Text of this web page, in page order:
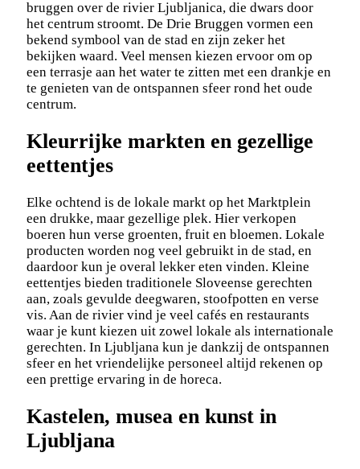
bruggen over de rivier Ljubljanica, die dwars door
het centrum stroomt. De Drie Bruggen vormen een
bekend symbool van de stad en zijn zeker het
bekijken waard. Veel mensen kiezen ervoor om op
een terrasje aan het water te zitten met een drankje en
te genieten van de ontspannen sfeer rond het oude
centrum.
Kleurrijke markten en gezellige
eettentjes
Elke ochtend is de lokale markt op het Marktplein
een drukke, maar gezellige plek. Hier verkopen
boeren hun verse groenten, fruit en bloemen. Lokale
producten worden nog veel gebruikt in de stad, en
daardoor kun je overal lekker eten vinden. Kleine
eettentjes bieden traditionele Sloveense gerechten
aan, zoals gevulde deegwaren, stoofpotten en verse
vis. Aan de rivier vind je veel cafés en restaurants
waar je kunt kiezen uit zowel lokale als internationale
gerechten. In Ljubljana kun je dankzij de ontspannen
sfeer en het vriendelijke personeel altijd rekenen op
een prettige ervaring in de horeca.
Kastelen, musea en kunst in
Ljubljana